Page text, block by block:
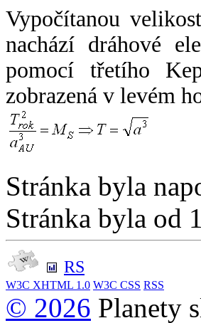
Vypočítanou velikost
nachází dráhové
pomocí třetího
zobrazená v levém
Stránka byla
Stránka byla od
RS
W3C XHTML 1.0 W3C CSS RSS
© 2026 Planety